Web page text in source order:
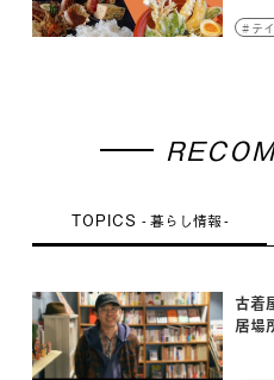
テ
TOPICS 暮らし情報
古着
居場